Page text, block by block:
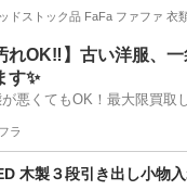
（32%OFF相当です）
をするような施設環境で
もしれません
ドストック品 FaFa ファファ 衣
せ野鳥の森駅 洗濯用品
れOK‼️】古い洋服、
す✨
悪くてもOK！最大限買取
ラ
木製３段引き出し小物